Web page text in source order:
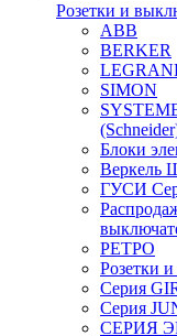
Розетки и
ABB
BERKER
SIMON
Блоки
Веркель
ГУСИ
РЕТРО
Розетки
Серия
Серия
СЕРИЯ